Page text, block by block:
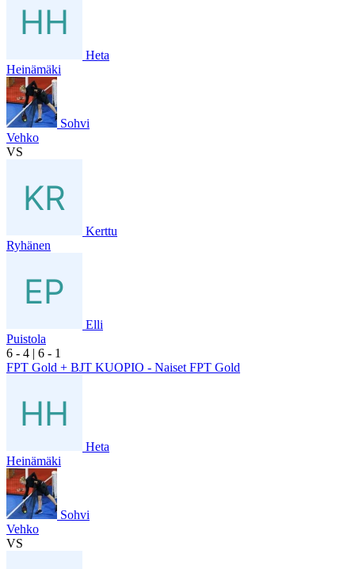
Heta
Heinämäki
Sohvi
Vehko
VS
Kerttu
Ryhänen
Elli
Puistola
6 - 4 | 6 - 1
FPT Gold + BJT KUOPIO - Naiset FPT Gold
Heta
Heinämäki
Sohvi
Vehko
VS